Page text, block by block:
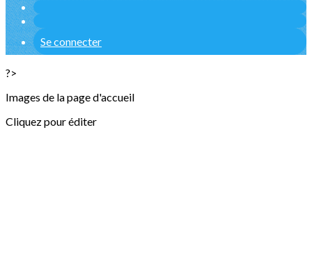
Se connecter
?>
Images de la page d'accueil
Cliquez pour éditer